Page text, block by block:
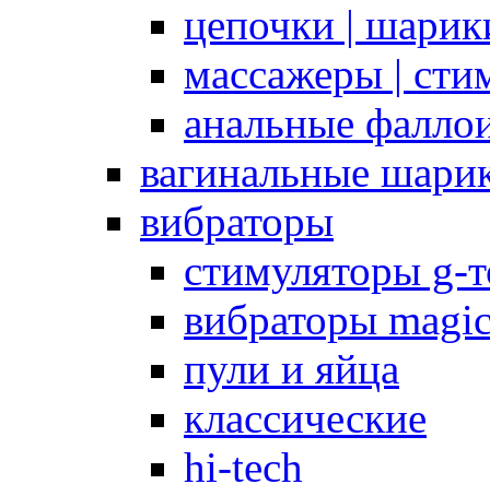
цепочки |
массажеры |
анальные
вагинальные
вибраторы
стимуляторы g-
вибраторы
пули и яйца
классические
hi-tech